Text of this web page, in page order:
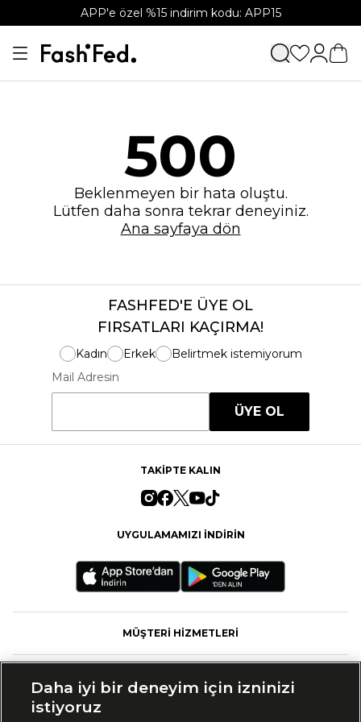
APP'e özel %15 indirim kodu: APP15
500
Beklenmeyen bir hata oluştu.
Lütfen daha sonra tekrar deneyiniz.
Ana sayfaya dön
FASHFED'E ÜYE OL
FIRSATLARI KAÇIRMA!
Kadın Erkek
Belirtmek istemiyorum
Mail Adresin
ÜYE OL
TAKİPTE KALIN
UYGULAMAMIZI İNDİRİN
MÜŞTERİ HİZMETLERİ
Daha iyi bir deneyim için izninizi
istiyoruz